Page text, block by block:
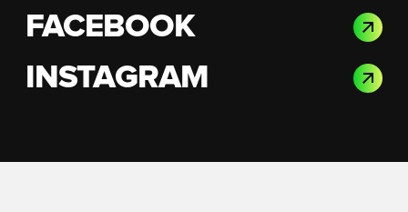
FACEBOOK
INSTAGRAM